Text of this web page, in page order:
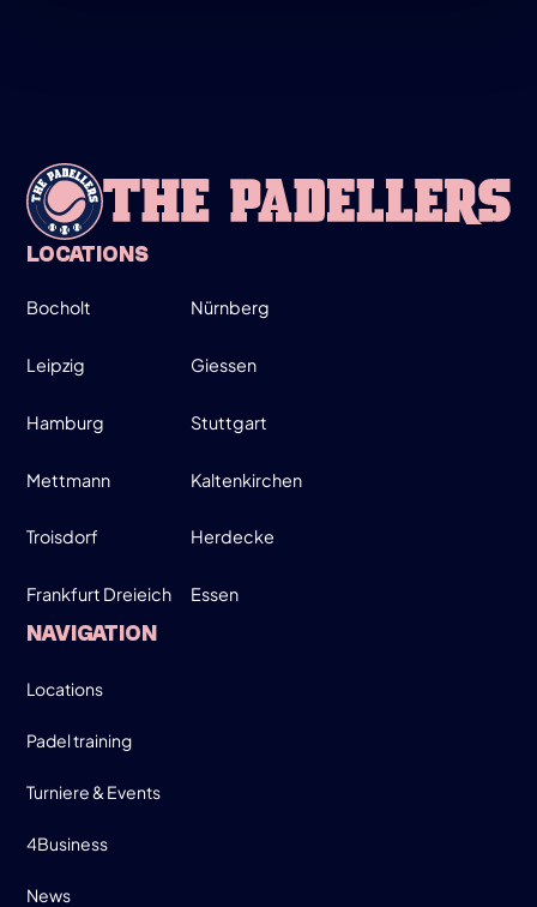
INFO
WEDNESDAY
26
MARCH
MOVE UP, MOVE DOWN - MEN ONLY!
19:00-21:30
SIGN UP
LOCATIONS
Bocholt Nürnberg
Leipzig Giessen
Hamburg Stuttgart
Mettmann Kaltenkirchen
Troisdorf Herdecke
Frankfurt Dreieich Essen
NAVIGATION
Locations
Padel training
Turniere & Events
4Business
News